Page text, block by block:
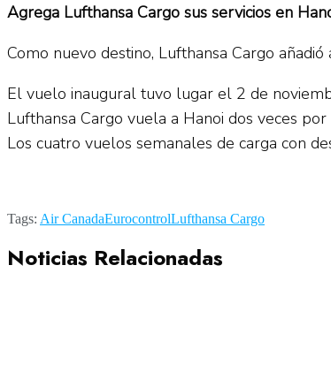
Agrega Lufthansa Cargo sus servicios en
Como nuevo destino, Lufthansa Cargo
El vuelo inaugural tuvo lugar el 2 de
Lufthansa Cargo vuela a Hanoi dos veces
Los cuatro vuelos semanales de carga con
Tags: Air CanadaEurocontrolLufthansa Cargo
Noticias Relacionadas